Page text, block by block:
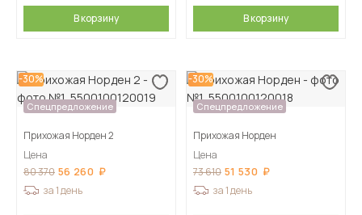
В корзину В корзину
-30%
Спецпредложение
Прихожая Норден 2
Цена
80 370 56 260
за 1 день
-30%
Спецпредложение
Прихожая Норден
Цена
73 610 51 530
за 1 день